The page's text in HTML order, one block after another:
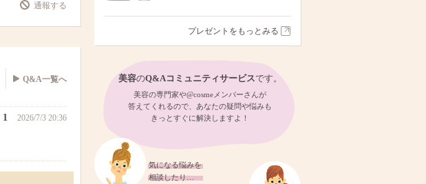
通報する
Q&A一覧へ
1 2026/7/3 20:36
プレゼントをもっとみる
美容のQ&Aコミュニティサービスです。
美容の専門家や@cosmeメンバーさんが
答えてくれるので、あなたの疑問や悩みも
きっとすぐに解決しますよ！
気になる悩みを
相談したり…